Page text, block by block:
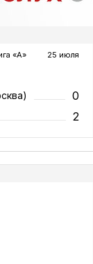
«А» 25 июля
0
2